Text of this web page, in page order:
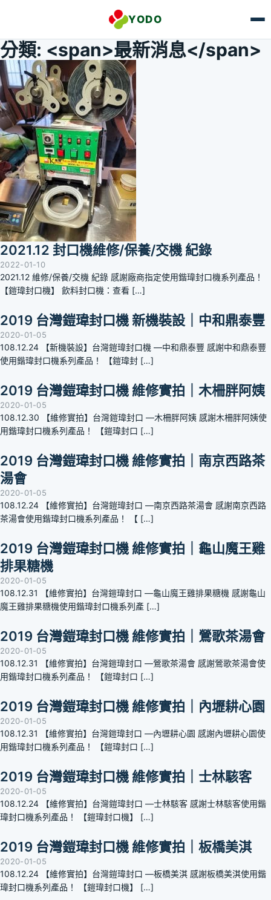
YODO
分類: <span>最新消息</span>
2021.12 封口機維修/保養/交機 紀錄
2022-01-10
2021.12 維修/保養/交機 紀錄 感謝廠商指定使用鍇瑋封口機系列產品！
【鎧瑋封口機】 飲料封口機：查看 […]
2019 台灣鎧瑋封口機 新機裝設｜中和鼎泰豐
2020-01-05
108.12.24 【新機裝設】台灣鎧瑋封口機 —中和鼎泰豐 感謝中和鼎泰豐
使用鍇瑋封口機系列產品！ 【鎧瑋封 […]
2019 台灣鎧瑋封口機 維修實拍｜木柵胖阿姨
2020-01-05
108.12.30 【維修實拍】台灣鎧瑋封口 —木柵胖阿姨 感謝木柵胖阿姨使
用鍇瑋封口機系列產品！ 【鎧瑋封口 […]
2019 台灣鎧瑋封口機 維修實拍｜南京西路茶
湯會
2020-01-05
108.12.24 【維修實拍】台灣鎧瑋封口 —南京西路茶湯會 感謝南京西路
茶湯會使用鍇瑋封口機系列產品！ 【 […]
2019 台灣鎧瑋封口機 維修實拍｜龜山魔王雞
排果糖機
2020-01-05
108.12.31 【維修實拍】台灣鎧瑋封口 —龜山魔王雞排果糖機 感謝龜山
魔王雞排果糖機使用鍇瑋封口機系列產 […]
2019 台灣鎧瑋封口機 維修實拍｜鶯歌茶湯會
2020-01-05
108.12.31 【維修實拍】台灣鎧瑋封口 —鶯歌茶湯會 感謝鶯歌茶湯會使
用鍇瑋封口機系列產品！ 【鎧瑋封口 […]
2019 台灣鎧瑋封口機 維修實拍｜內壢耕心園
2020-01-05
108.12.31 【維修實拍】台灣鎧瑋封口 —內壢耕心園 感謝內壢耕心園使
用鍇瑋封口機系列產品！ 【鎧瑋封口 […]
2019 台灣鎧瑋封口機 維修實拍｜士林駭客
2020-01-05
108.12.24 【維修實拍】台灣鎧瑋封口 —士林駭客 感謝士林駭客使用鍇
瑋封口機系列產品！ 【鎧瑋封口機】 […]
2019 台灣鎧瑋封口機 維修實拍｜板橋美淇
2020-01-05
108.12.24 【維修實拍】台灣鎧瑋封口 —板橋美淇 感謝板橋美淇使用鍇
瑋封口機系列產品！ 【鎧瑋封口機】 […]